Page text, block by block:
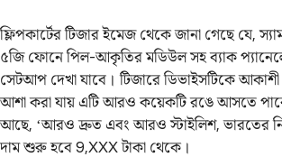
ফ্লিপকার্টের টিজার ইমেজ থেকে জানা গেছে যে,
৫জি ফোনে পিল-আকৃতির মডিউল সহ ব্যাক
সেটআপ দেখা যাবে। টিজারে ডিভাইসটিকে আকাশী
আশা করা যায় এটি আরও কয়েকটি রঙে আসতে
আছে, ‘আরও দ্রুত এবং আরও স্টাইলিশ, ভারতের
দাম শুরু হবে 9,XXX টাকা থেকে।